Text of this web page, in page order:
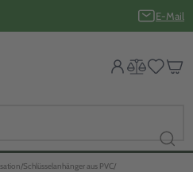
E-Mail
Schlüsselanhänger aus PVC